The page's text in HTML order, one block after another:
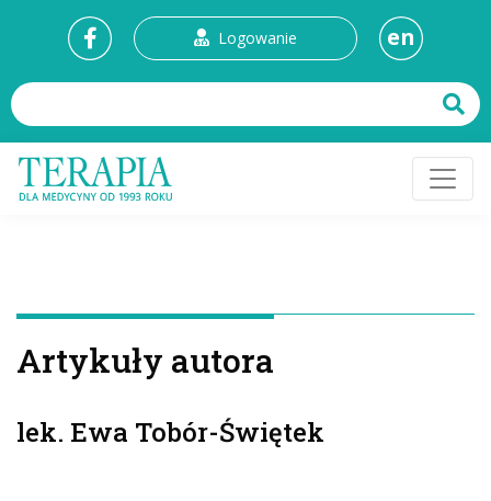
Logowanie en
Artykuły autora
lek. Ewa Tobór-Świętek